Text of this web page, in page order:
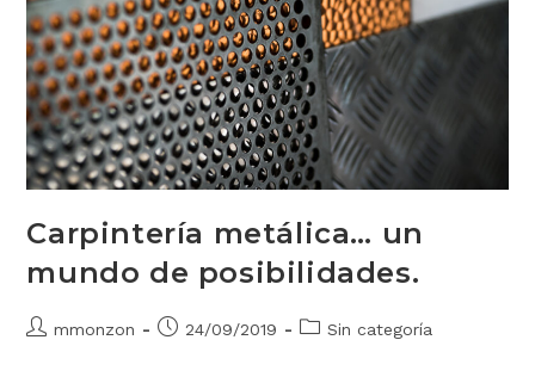
Carpintería metálica… un
mundo de posibilidades.
mmonzon 24/09/2019 Sin categoría